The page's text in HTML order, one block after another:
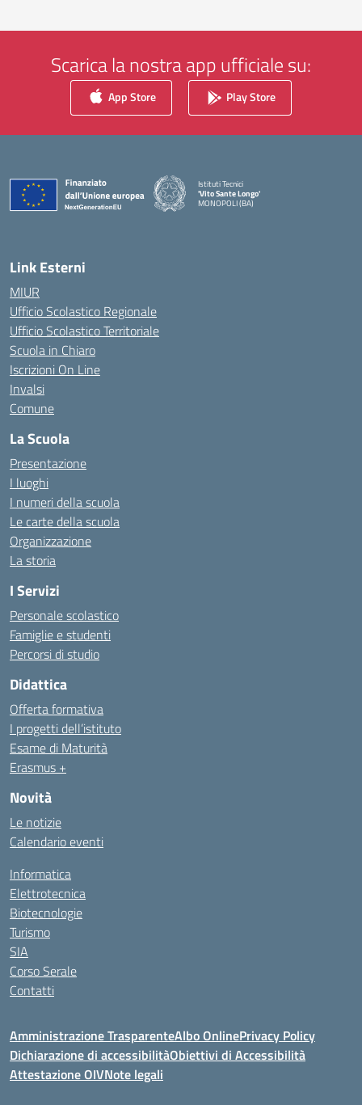
Scarica la nostra app ufficiale su:
App Store Play Store
Istituti Tecnici
'Vito Sante Longo'
MONOPOLI (BA)
Link Esterni
MIUR
Ufficio Scolastico Regionale
Ufficio Scolastico Territoriale
Scuola in Chiaro
Iscrizioni On Line
Invalsi
Comune
La Scuola
Presentazione
I luoghi
I numeri della scuola
Le carte della scuola
Organizzazione
La storia
I Servizi
Personale scolastico
Famiglie e studenti
Percorsi di studio
Didattica
Offerta formativa
I progetti dell’istituto
Esame di Maturità
Erasmus +
Novità
Le notizie
Calendario eventi
Informatica
Elettrotecnica
Biotecnologie
Turismo
SIA
Corso Serale
Contatti
Amministrazione TrasparenteAlbo OnlinePrivacy Policy
Dichiarazione di accessibilitàObiettivi di Accessibilità
Attestazione OIVNote legali